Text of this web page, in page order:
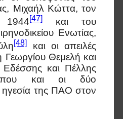
Μιχαήλ Κώττα, τον
1944[47]και του
Ενωτίας,
[48]
και οι απειλές
Θεμελή και
Εδέσσης και Πέλλης
που και οι δύο
της ΠΑΟ στον